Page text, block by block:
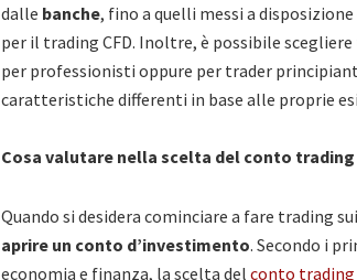
dalle banche, fino a quelli messi a disposizione
per il trading CFD. Inoltre, è possibile
per professionisti oppure per trader
caratteristiche differenti in base alle proprie
Cosa valutare nella scelta del conto
Quando si desidera cominciare a fare trading
aprire un conto d’investimento. Secondo i
economia e finanza, la scelta del conto trading